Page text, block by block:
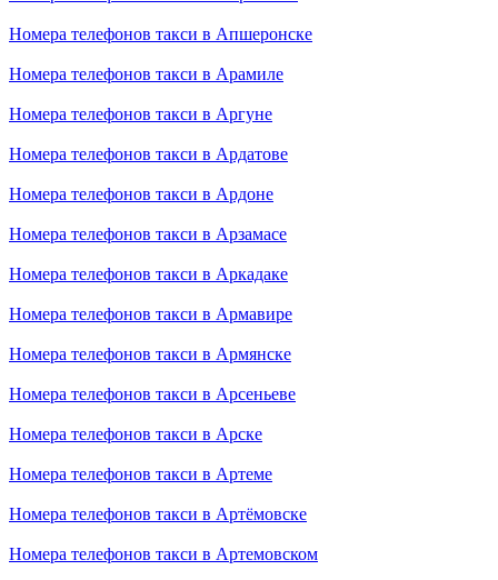
Номера телефонов такси в Апшеронске
Номера телефонов такси в Арамиле
Номера телефонов такси в Аргуне
Номера телефонов такси в Ардатове
Номера телефонов такси в Ардоне
Номера телефонов такси в Арзамасе
Номера телефонов такси в Аркадаке
Номера телефонов такси в Армавире
Номера телефонов такси в Армянске
Номера телефонов такси в Арсеньеве
Номера телефонов такси в Арске
Номера телефонов такси в Артеме
Номера телефонов такси в Артёмовске
Номера телефонов такси в Артемовском